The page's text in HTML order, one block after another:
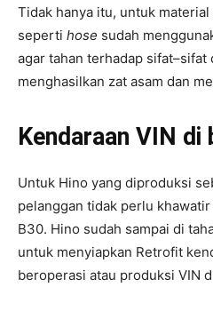
Tidak hanya itu, untuk
seperti hose sudah
agar tahan terhadap sifat–sifat
menghasilkan zat asam dan
Kendaraan VIN di
Untuk Hino yang diproduksi
pelanggan tidak perlu
B30. Hino sudah sampai di
untuk menyiapkan Retrofit
beroperasi atau produksi VIN